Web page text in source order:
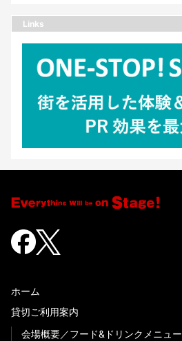
Links
ホーム
貸切ご利用案内
会場概要
フード&ドリンクメニュー